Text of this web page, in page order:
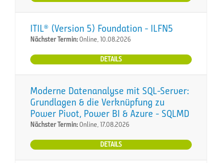
ITIL® (Version 5) Foundation - ILFN5
Nächster Termin:Online, 10.08.2026
DETAILS
Moderne Datenanalyse mit SQL-Server:
Grundlagen & die Verknüpfung zu
Power Pivot, Power BI & Azure - SQLMD
Nächster Termin:Online, 17.08.2026
DETAILS